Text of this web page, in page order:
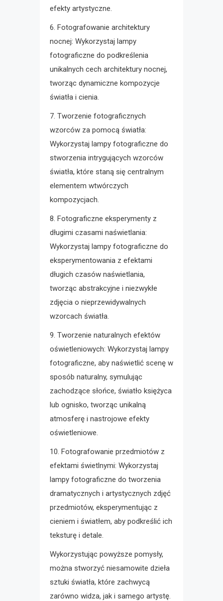
efekty artystyczne.
6. Fotografowanie architektury
nocnej: Wykorzystaj lampy
fotograficzne do podkreślenia
unikalnych cech architektury nocnej,
tworząc dynamiczne kompozycje
światła i cienia.
7. Tworzenie fotograficznych
wzorców za pomocą światła:
Wykorzystaj lampy fotograficzne do
stworzenia intrygujących wzorców
światła, które staną się centralnym
elementem wtwórczych
kompozycjach.
8. Fotograficzne eksperymenty z
długimi czasami naświetlania:
Wykorzystaj lampy fotograficzne do
eksperymentowania z efektami
długich czasów naświetlania,
tworząc abstrakcyjne i niezwykłe
zdjęcia o nieprzewidywalnych
wzorcach światła.
9. Tworzenie naturalnych efektów
oświetleniowych: Wykorzystaj lampy
fotograficzne, aby naświetlić scenę w
sposób naturalny, symulując
zachodzące słońce, światło księżyca
lub ognisko, tworząc unikalną
atmosferę i nastrojowe efekty
oświetleniowe.
10. Fotografowanie przedmiotów z
efektami świetlnymi: Wykorzystaj
lampy fotograficzne do tworzenia
dramatycznych i artystycznych zdjęć
przedmiotów, eksperymentując z
cieniem i światłem, aby podkreślić ich
teksturę i detale.
Wykorzystując powyższe pomysły,
można stworzyć niesamowite dzieła
sztuki światła, które zachwycą
zarówno widza, jak i samego artystę.